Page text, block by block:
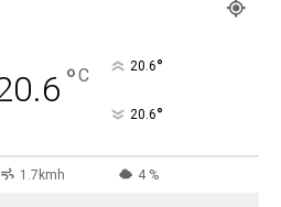
°C 20.6°
20.6°
1.7kmh 4 %